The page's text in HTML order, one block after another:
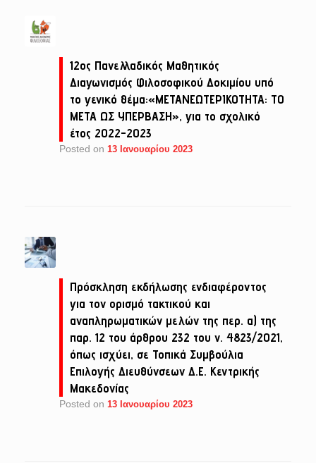
12ος Πανελλαδικός Μαθητικός
Διαγωνισμός Φιλοσοφικού Δοκιμίου υπό
το γενικό θέμα:«ΜΕΤΑΝΕΩΤΕΡΙΚΟΤΗΤΑ: ΤΟ
ΜΕΤΑ ΩΣ ΥΠΕΡΒΑΣΗ», για το σχολικό
έτος 2022-2023
Posted on 13 Ιανουαρίου 2023
Πρόσκληση εκδήλωσης ενδιαφέροντος
για τον ορισμό τακτικού και
αναπληρωματικών μελών της περ. α) της
παρ. 12 του άρθρου 232 του ν. 4823/2021,
όπως ισχύει, σε Τοπικά Συμβούλια
Επιλογής Διευθύνσεων Δ.Ε. Κεντρικής
Μακεδονίας
Posted on 13 Ιανουαρίου 2023